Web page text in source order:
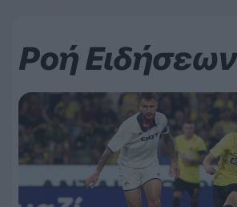
Ροή Ειδήσεων